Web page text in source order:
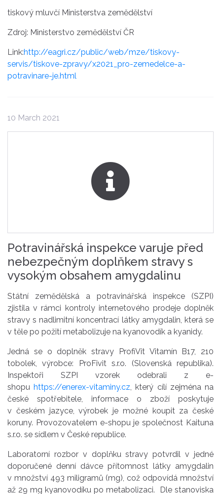
tiskový mluvčí Ministerstva zemědělství
Zdroj: Ministerstvo zemědělství ČR
Link:http://eagri.cz/public/web/mze/tiskovy-
servis/tiskove-zpravy/x2021_pro-zemedelce-a-
potravinare-je.html
10 March 2021
Potravinářská inspekce varuje před
nebezpečným doplňkem stravy s
vysokým obsahem amygdalinu
Státní zemědělská a potravinářská inspekce (SZPI)
zjistila v rámci kontroly internetového prodeje doplněk
stravy s nadlimitní koncentrací látky amygdalin, která se
v těle po požití metabolizuje na kyanovodík a kyanidy.
Jedná se o doplněk stravy ProfiVit Vitamín B17, 210
tobolek, výrobce: ProFivit s.r.o. (Slovenská republika).
Inspektoři SZPI vzorek odebrali z e-
shopuhttps://enerex-vitaminy.cz , který cílí zejména na
české spotřebitele, informace o zboží poskytuje
v českém jazyce, výrobek je možné koupit za české
koruny. Provozovatelem e-shopu je společnost Kaituna
s.r.o. se sídlem v České republice.
Laboratorní rozbor v doplňku stravy potvrdil v jedné
doporučené denní dávce přítomnost látky amygdalin
v množství 493 miligramů (mg), což odpovídá množství
až 29 mg kyanovodíku po metabolizaci. Dle stanoviska